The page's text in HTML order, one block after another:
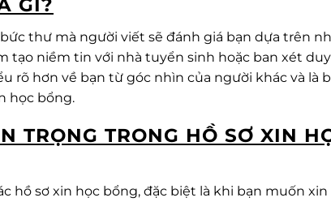
GÌ?
thư mà người viết sẽ đánh giá bạn dựa trên
tạo niềm tin với nhà tuyển sinh hoặc ban xét
rõ hơn về bạn từ góc nhìn của người khác và là
học bổng.
TRỌNG TRONG HỒ SƠ XIN
hồ sơ xin học bổng, đặc biệt là khi bạn muốn xin